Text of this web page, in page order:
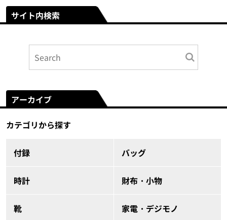
サイト内検索
アーカイブ
カテゴリから探す
付録 バッグ
時計 財布・小物
靴 家電・デジモノ